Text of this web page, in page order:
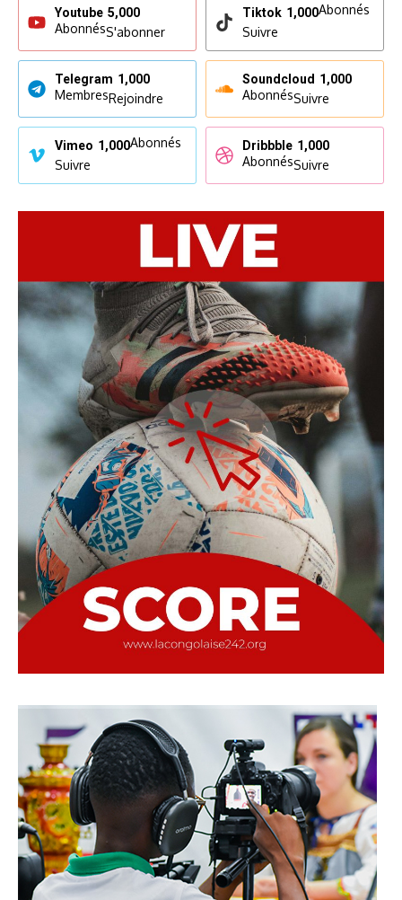
Youtube 5,000
AbonnésS'abonner
Tiktok 1,000Abonnés
Suivre
Telegram 1,000
MembresRejoindre
Soundcloud 1,000
AbonnésSuivre
Vimeo 1,000Abonnés
Suivre
Dribbble 1,000
AbonnésSuivre